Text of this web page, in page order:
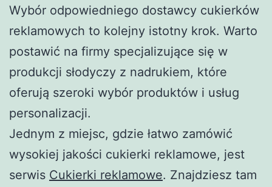
Wybór odpowiedniego dostawcy cukierków
reklamowych to kolejny istotny krok. Warto
postawić na firmy specjalizujące się w
produkcji słodyczy z nadrukiem, które
oferują szeroki wybór produktów i usług
personalizacji.
Jednym z miejsc, gdzie łatwo zamówić
wysokiej jakości cukierki reklamowe, jest
serwis Cukierki reklamowe. Znajdziesz tam